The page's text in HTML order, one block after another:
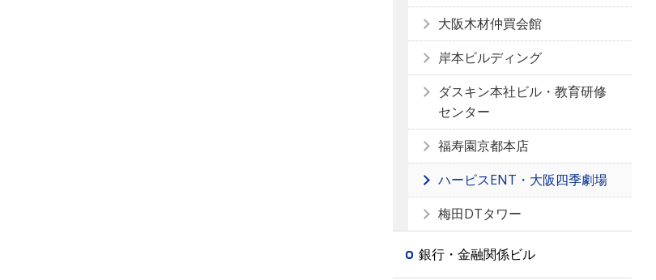
大阪木材仲買会館
岸本ビルディング
ダスキン本社ビル・教育研修
センター
福寿園京都本店
ハービスENT・大阪四季劇場
梅田DTタワー
銀行・金融関係ビル